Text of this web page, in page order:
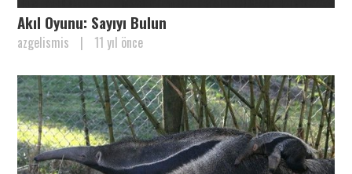
Akıl Oyunu: Sayıyı Bulun
azgelismis | 11 yıl önce